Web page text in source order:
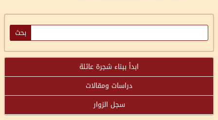
ابدأ ببناء شجرة عائلة
دراسات ومقالات
سجل الزوار